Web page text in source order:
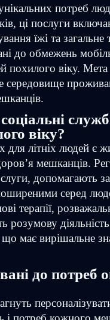
потреб
ці послуги
їжі та загальне
до обмежень
похилого віку. Мета
середовище
віку?
для літніх людей є
мешканців.
допомагають
поширеними серед
терапії,
розумову
що має вирішальне
до потреб